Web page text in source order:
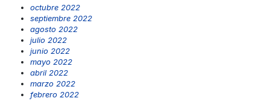
octubre 2022
septiembre 2022
agosto 2022
julio 2022
junio 2022
mayo 2022
abril 2022
marzo 2022
febrero 2022